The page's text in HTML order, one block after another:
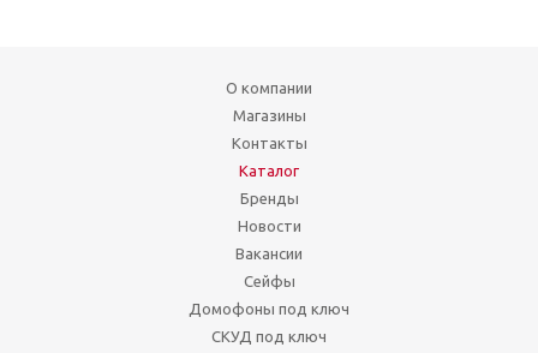
О компании
Магазины
Контакты
Каталог
Бренды
Новости
Вакансии
Сейфы
Домофоны под ключ
СКУД под ключ